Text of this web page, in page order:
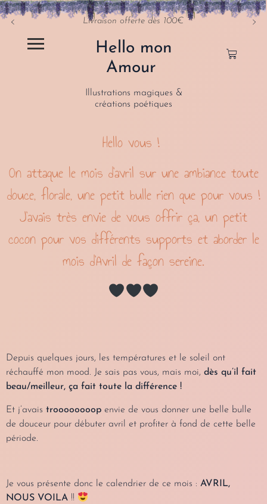
Livraison offerte dès 100€
Hello mon
Amour
Illustrations magiques &
créations poétiques
Hello vous !
On attaque le mois d’avril sur une ambiance toute
douce, florale, une petit bulle rien que pour vous !
J’avais très envie de vous offrir ça, un petit
cocon pour vos différents supports et aborder le
mois d’Avril de façon sereine.
Depuis quelques jours, les températures et le soleil ont
réchauffé mon mood. Je sais pas vous, mais moi, dès qu’il fait
beau/meilleur, ça fait toute la différence !
Et j’avais troooooooop envie de vous donner une belle bulle
de douceur pour débuter avril et profiter à fond de cette belle
période.
Je vous présente donc le calendrier de ce mois : AVRIL,
NOUS VOILA !!